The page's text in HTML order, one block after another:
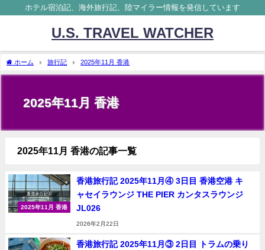
ホテル宿泊記、海外旅行記、陸マイラー情報を発信しています
U.S. TRAVEL WATCHER
ホーム 旅行記 2025年11月 香港
2025年11月 香港
2025年11月 香港の記事一覧
2025年11月 香港
香港旅行記 2025年11月④ 3日目 香港空港 キ
ャセイラウンジ THE PIER カンタスラウンジ
JL026
2026年2月22日
香港旅行記 2025年11月③ 2日目 トラムの乗り